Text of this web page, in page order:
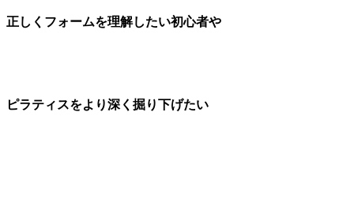
正しくフォームを理解したい初心者や
ピラティスをより深く掘り下げたい